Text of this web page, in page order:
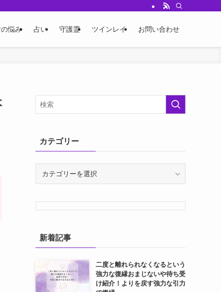
悩み 占い 守護霊 ツインレイ お問い合わせ
カテゴリー
リ
ー
新着記事
二度と離れられなくなるという
強力な復縁おまじないや待ち受
け紹介！よりを戻す強力な引力